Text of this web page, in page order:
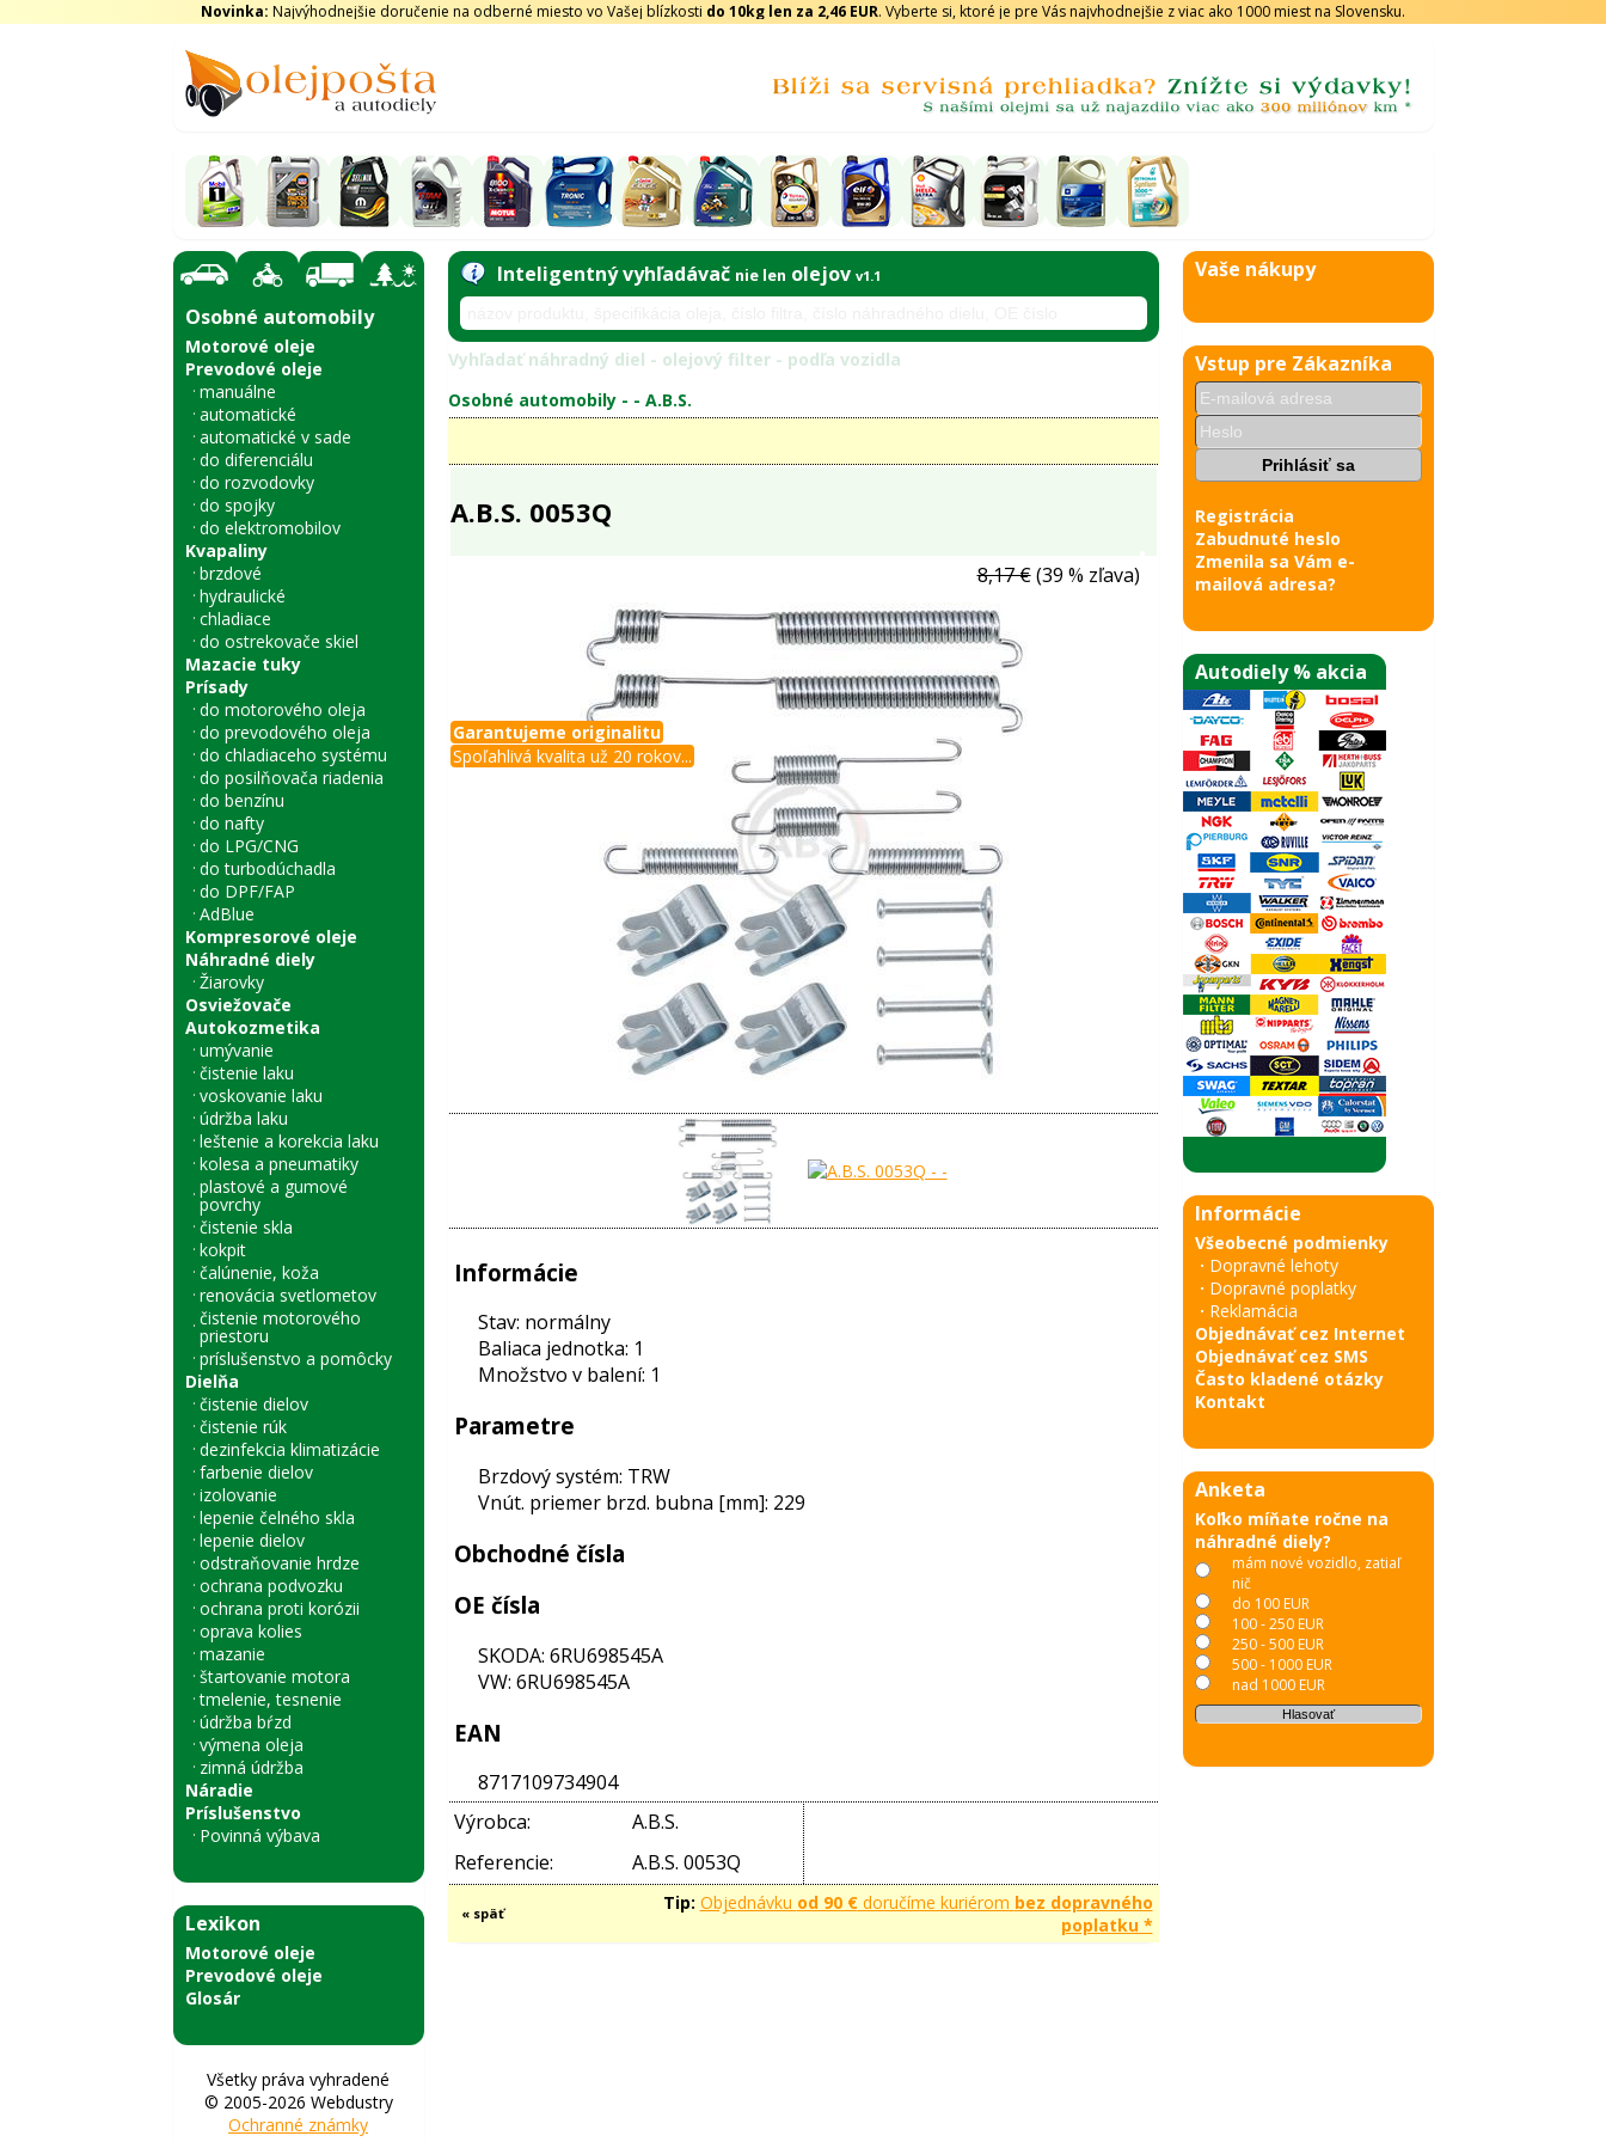
Novinka: Najvýhodnejšie doručenie na odberné miesto vo Vašej blízkosti do 10kg len za 2,46 EUR. Vyberte si, ktoré je pre Vás najvhodnejšie z viac ako 1000 miest na Slovensku.
Osobné automobily
Motorové oleje
Prevodové oleje
manuálne
automatické
automatické v sade
do diferenciálu
do rozvodovky
do spojky
do elektromobilov
Kvapaliny
brzdové
hydraulické
chladiace
do ostrekovače skiel
Mazacie tuky
Prísady
do motorového oleja
do prevodového oleja
do chladiaceho systému
do posilňovača riadenia
do benzínu
do nafty
do LPG/CNG
do turbodúchadla
do DPF/FAP
AdBlue
Kompresorové oleje
Náhradné diely
Žiarovky
Osviežovače
Autokozmetika
umývanie
čistenie laku
voskovanie laku
údržba laku
leštenie a korekcia laku
kolesa a pneumatiky
plastové a gumové
povrchy
čistenie skla
kokpit
čalúnenie, koža
renovácia svetlometov
čistenie motorového
priestoru
príslušenstvo a pomôcky
Dielňa
čistenie dielov
čistenie rúk
dezinfekcia klimatizácie
farbenie dielov
izolovanie
lepenie čelného skla
lepenie dielov
odstraňovanie hrdze
ochrana podvozku
ochrana proti korózii
oprava kolies
mazanie
štartovanie motora
tmelenie, tesnenie
údržba bŕzd
výmena oleja
zimná údržba
Náradie
Príslušenstvo
Povinná výbava
Lexikon
Motorové oleje
Prevodové oleje
Glosár
Všetky práva vyhradené
© 2005-2026 Webdustry
Ochranné známky
Inteligentný vyhľadávač nie len olejov v1.1
Vyhľadať náhradný diel - olejový filter - podľa vozidla
Osobné automobily - - A.B.S.
A.B.S. 0053Q
8,17 €(39 % zľava)
Garantujeme originalitu
Spoľahlivá kvalita už 20 rokov...
Informácie
Stav: normálny
Baliaca jednotka: 1
Množstvo v balení: 1
Parametre
Brzdový systém: TRW
Vnút. priemer brzd. bubna [mm]: 229
Obchodné čísla
OE čísla
SKODA: 6RU698545A
VW: 6RU698545A
EAN
8717109734904
Výrobca:
A.B.S.
Referencie:
A.B.S. 0053Q
« späť Tip: Objednávku od 90 €doručíme kuriérom bez dopravného
poplatku *
Vaše nákupy
Vstup pre Zákazníka
Registrácia
Zabudnuté heslo
Zmenila sa Vám e-
mailová adresa?
Autodiely % akcia
Informácie
Všeobecné podmienky
· Dopravné lehoty
· Dopravné poplatky
· Reklamácia
Objednávať cez Internet
Objednávať cez SMS
Často kladené otázky
Kontakt
Anketa
Koľko míňate ročne na
náhradné diely?
mám nové vozidlo, zatiaľ
nič
do 100 EUR
100 - 250 EUR
250 - 500 EUR
500 - 1000 EUR
nad 1000 EUR